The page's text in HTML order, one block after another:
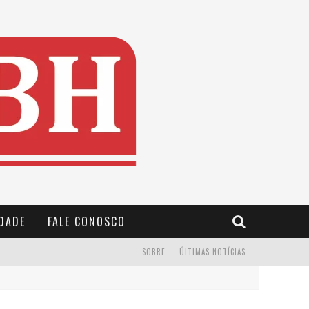
FALE CONOSCO
ÚLTIMAS NOTÍCIAS
SOBRE